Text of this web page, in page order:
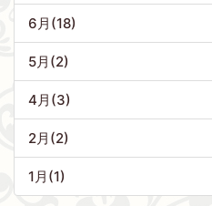
6月(18)
5月(2)
4月(3)
2月(2)
1月(1)